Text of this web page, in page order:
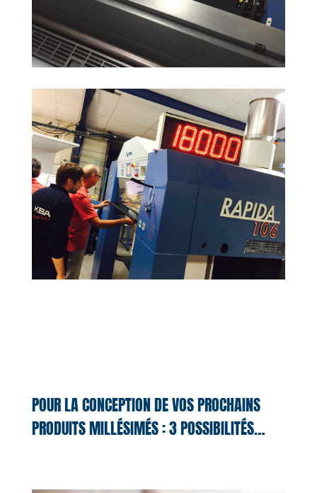
POUR LA CONCEPTION DE VOS PROCHAINS
PRODUITS MILLÉSIMÉS : 3 POSSIBILITÉS…